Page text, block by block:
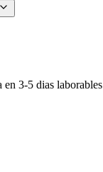
en 3-5 dias laborables